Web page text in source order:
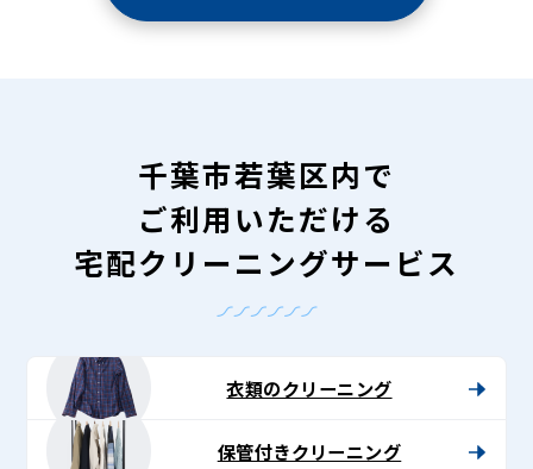
千葉市若葉区内で
ご利用いただける
宅配クリーニングサービス
衣類のクリーニング
保管付きクリーニング